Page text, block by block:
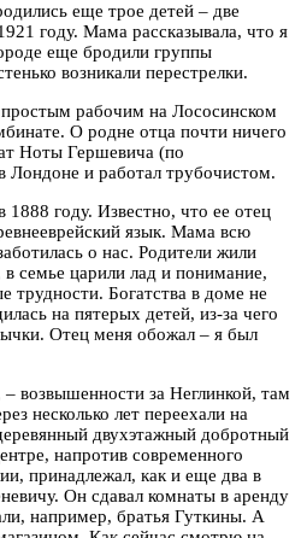
еще трое детей – две
году. Мама рассказывала, что я
еще бродили группы
возникали перестрелки.
рабочим на Лососинском
О родне отца почти ничего
Ноты Гершевича (по
и работал трубочистом.
году. Известно, что ее отец
язык. Мама всю
о нас. Родители жили
семье царили лад и понимание,
трудности. Богатства в доме не
на пятерых детей, из-за чего
Отец меня обожал – я был
возвышенности за Неглинкой, там
несколько лет переехали на
двухэтажный добротный
напротив современного
принадлежал, как и еще два в
Он сдавал комнаты в аренду
например, братья Гуткины. А